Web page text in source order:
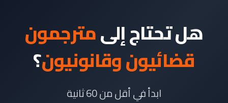
هل تحتاج إلىمترجمون
قضائيون وقانونيون؟
ابدأ في أقل من 60 ثانية